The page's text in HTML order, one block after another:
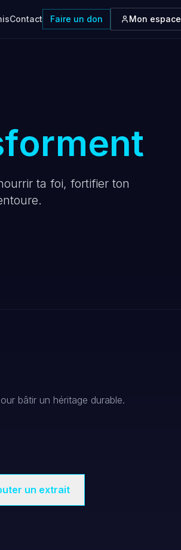
Contact Faire un don Mon espace
ta foi, fortifier ton
bâtir un héritage durable.
un extrait